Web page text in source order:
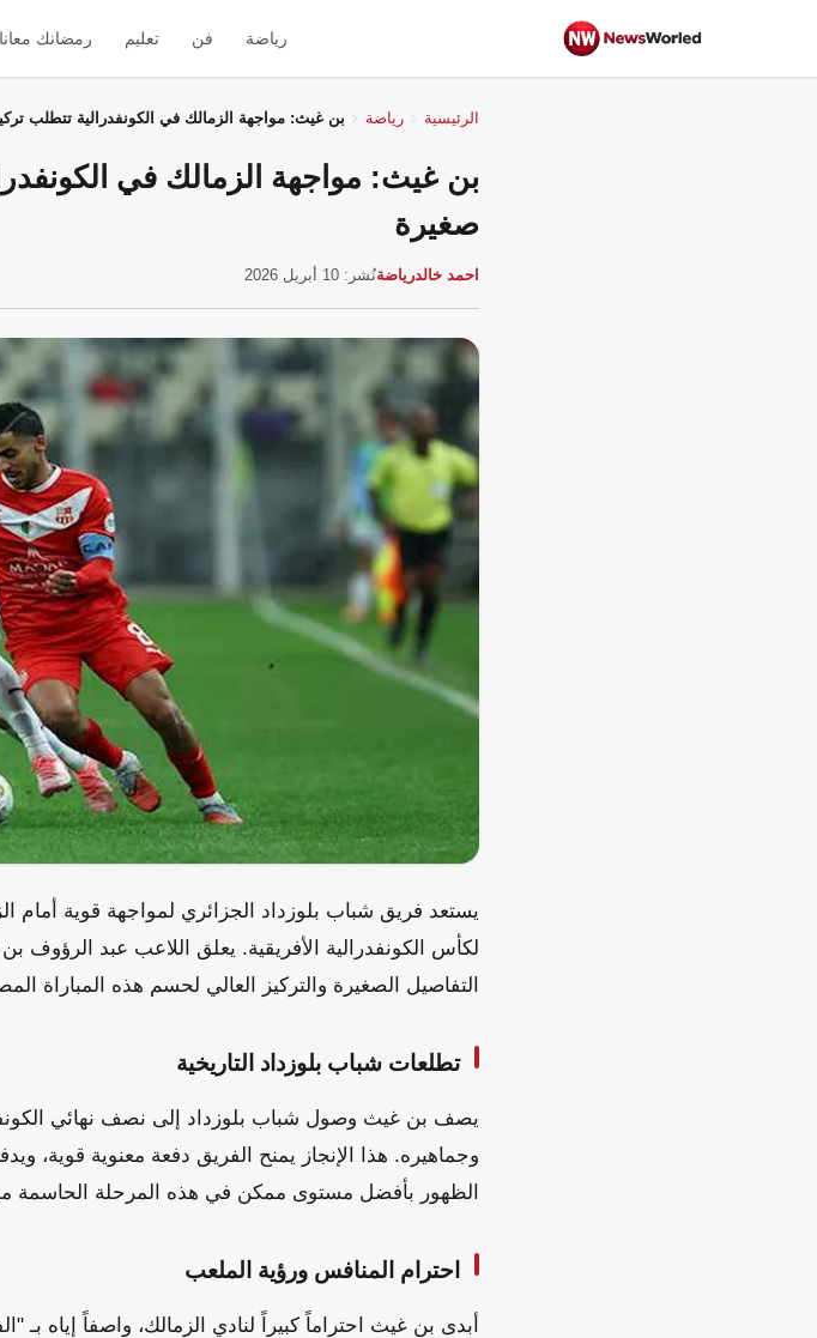
رياضة فن تعليم رمضانك معانا
الرئيسية رياضة بن غيث: مواجهة الزمالك في الكونفدرالية تتطلب
بن غيث: مواجهة الزمالك في
صغيرة
احمد خالدرياضةنُشر: 10 أبريل 2026
يستعد فريق شباب بلوزداد الجزائري لمواجهة قوية
لكأس الكونفدرالية الأفريقية. يعلق اللاعب عبد الرؤوف
التفاصيل الصغيرة والتركيز العالي لحسم هذه المباراة
تطلعات شباب بلوزداد التاريخية
وجماهيره. هذا الإنجاز يمنح الفريق دفعة معنوية قوية،
الظهور بأفضل مستوى ممكن في هذه المرحلة الحاسمة
احترام المنافس ورؤية الملعب
أبدى بن غيث احتراماً كبيراً لنادي الزمالك، واصفاً إياه